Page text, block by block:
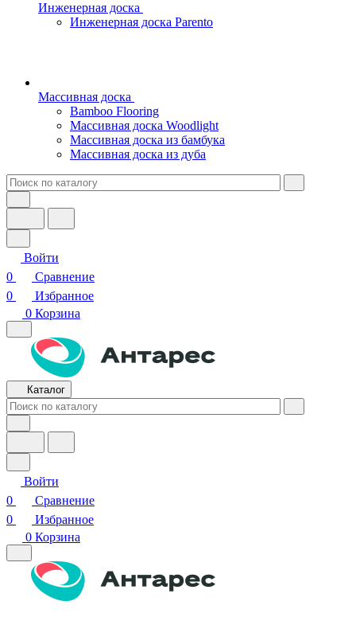
Инженерная доска
Инженерная доска Parento
Массивная доска
Bamboo Flooring
Массивная доска Woodlight
Массивная доска из бамбука
Массивная доска из дуба
Войти
0
Сравнение
0
Избранное
0 Корзина
Каталог
Войти
0
Сравнение
0
Избранное
0 Корзина